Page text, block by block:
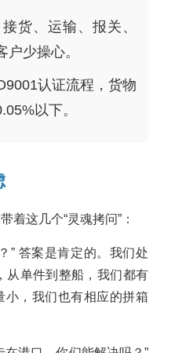
货、运输、报关、
少操心。
认证流程，货物
以下。
着这几个“灵魂拷问”：
” 答案是肯定的。我们处
从单件到整船，我们都有
小，我们也有相应的拼箱